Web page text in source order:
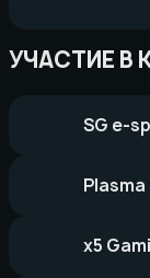
УЧАСТИЕ В
SG e-
Plasma
x5